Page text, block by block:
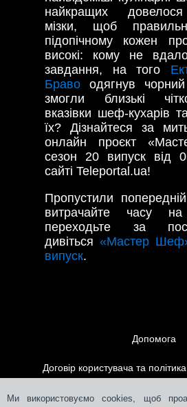
Ми використовуємо cookies, щоб
найкращих
мізки, щоб
підопічному кожен
високі: кому не
завдання, на того
Браво одягнув
змогли близькі
вказівки шеф-кухарів
їх? Дізнайтеся за
онлайн проєкт
сезон 20 випуск від
сайті Teleportal.ua!
Пропустили
витрачайте часу
переходьте за
дивіться«Мастер
випуск.
Допомога
Договір користувача та
Контакти